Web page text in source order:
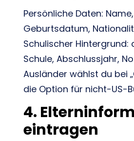
Persönliche Daten:
Geburtsdatum,
Schulischer Hintergrund:
Schule, Abschlussjahr,
Ausländer wählst du bei
die Option für nicht-US-
4.
eintragen